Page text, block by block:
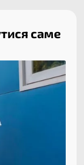
саме